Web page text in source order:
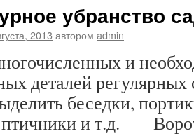
убранство
2013 автором admin
и
деталей
беседки,
птичники и т.д.